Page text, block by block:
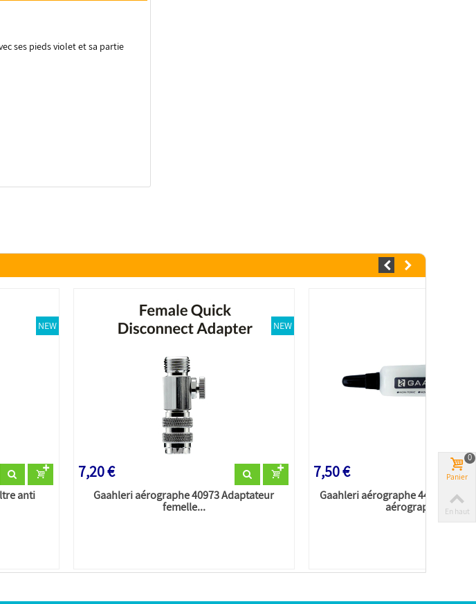
ses pieds violet et sa partie
NEW
anti
NEW
7,20 €
Gaahleri aérographe 40973 Adaptateur
femelle...
7,50 €
Gaahleri aérographe 44575
aérographe 5g
Panier
0
En haut